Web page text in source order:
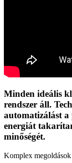
Minden ideális
rendszer áll.
automatizálást
energiát
minőségét.
Komplex megoldások